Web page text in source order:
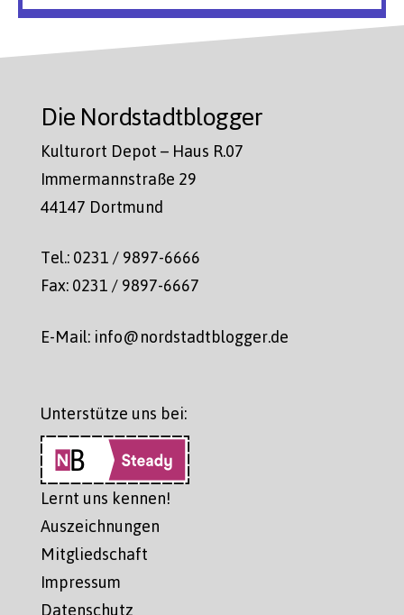
Die Nordstadtblogger
Kulturort Depot – Haus R.07
Immermannstraße 29
44147 Dortmund
Tel.: 0231 / 9897-6666
Fax: 0231 / 9897-6667
E-Mail: info@nordstadtblogger.de
Unterstütze uns bei:
Lernt uns kennen!
Auszeichnungen
Mitgliedschaft
Impressum
Datenschutz